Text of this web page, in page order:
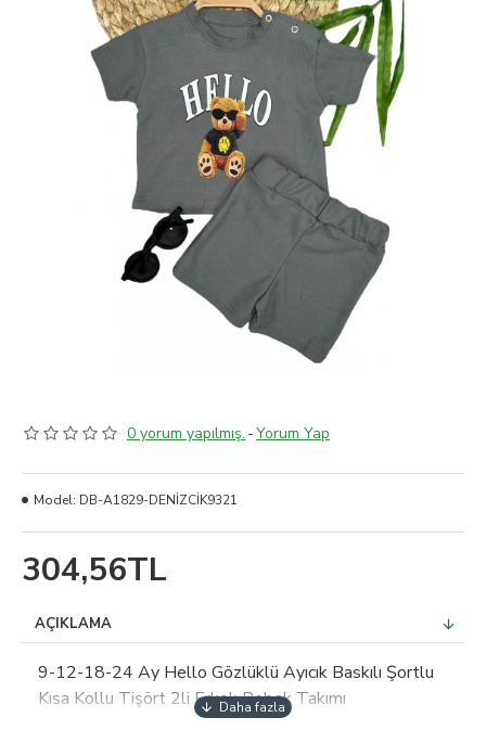
0 yorum yapılmış. -Yorum Yap
304,56TL
Model: DB-A1829-DENİZCİK9321
AÇIKLAMA
9-12-18-24 Ay Hello Gözlüklü Ayıcık Baskılı Şortlu
Kısa Kollu Tişört 2li Erkek Bebek Takımı